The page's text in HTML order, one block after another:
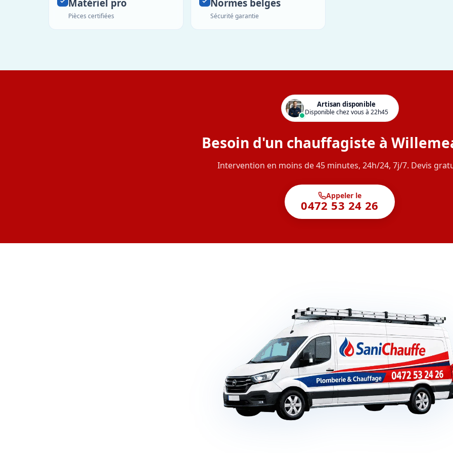
Matériel pro
Pièces certifiées
Normes belges
Sécurité garantie
Artisan disponible
Disponible chez vous à 22h45
Besoin d'un chauffagiste à
Intervention en moins de 45 minutes, 24h/24, 7j/7. Devis
Appeler le
0472 53 24 26